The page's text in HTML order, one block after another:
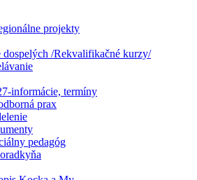
projekty
dospelých /Rekvalifikačné kurzy/
informácie, termíny
prax
pedagóg